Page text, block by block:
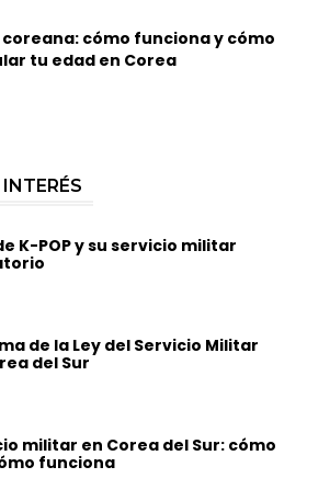
coreana: cómo funciona y cómo
tu edad en Corea
K-POP y su servicio militar
de la Ley del Servicio Militar
del Sur
militar en Corea del Sur: cómo
funciona